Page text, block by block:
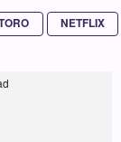
NETFLIX